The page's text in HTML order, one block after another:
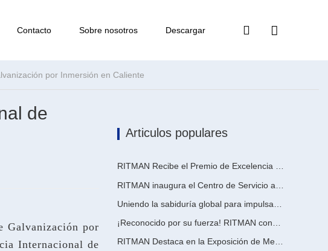
Contacto Sobre nosotros Descargar
por Inmersión en Caliente
de
Galvanización por
Internacional de
Articulos populares
RITMAN Recibe el Premio de Excelencia en Patentes de China
RITMAN Destaca en la Exposición de Metales, Metalurgia y Acero de Vietnam 2026